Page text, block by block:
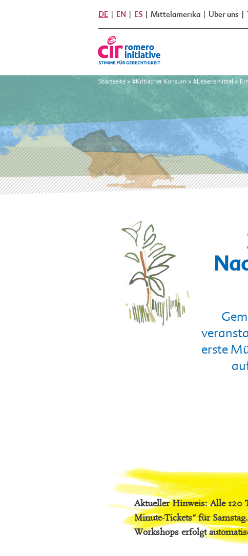
DE EN ES Mittelamerika Über uns
Startseite » #Kritischer Konsum » #Lebensmittel »
erste
Aktueller Hinweis: Alle 120
Minute-Tickets“ für
Workshops erfolgt